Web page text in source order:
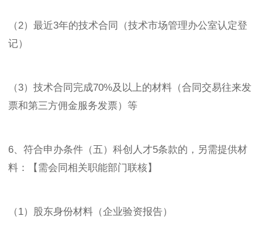
（2）最近3年的技术合同（技术市场管理办公室认定登
记）
（3）技术合同完成70%及以上的材料（合同交易往来发
票和第三方佣金服务发票）等
6、符合申办条件（五）科创人才5条款的，另需提供材
料：【需会同相关职能部门联核】
（1）股东身份材料（企业验资报告）